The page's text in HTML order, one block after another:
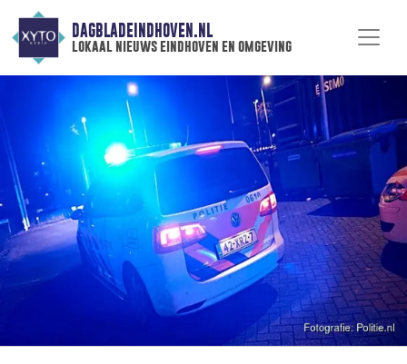
DAGBLADEINDHOVEN.NL
lokaal nieuws eindhoven en omgeving